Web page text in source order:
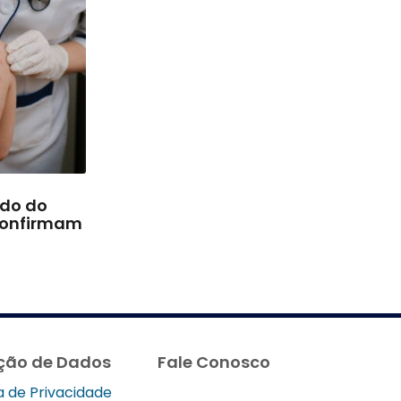
do
de Dados
de Privacidade
Fale Conosco